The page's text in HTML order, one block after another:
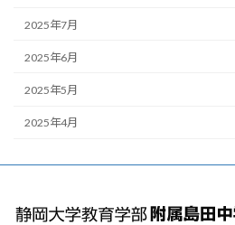
2025年7月
2025年6月
2025年5月
2025年4月